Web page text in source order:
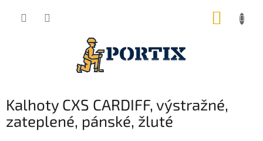
Kalhoty CXS CARDIFF, výstražné,
zateplené, pánské, žluté